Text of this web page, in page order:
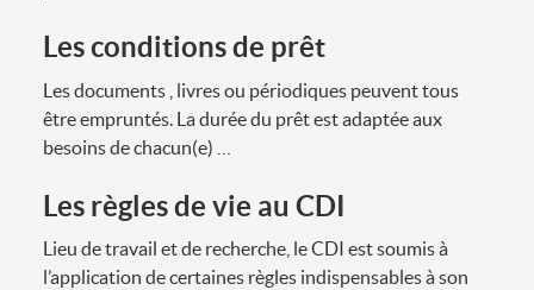
Les conditions de prêt
Les documents , livres ou périodiques peuvent tous
être empruntés. La durée du prêt est adaptée aux
besoins de chacun(e) …
Les règles de vie au CDI
Lieu de travail et de recherche, le CDI est soumis à
l’application de certaines règles indispensables à son